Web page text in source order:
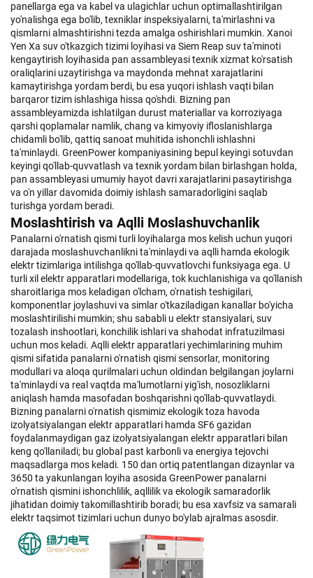
panellarga ega va kabel va ulagichlar uchun optimallashtirilgan
yo'nalishga ega bo'lib, texniklar inspeksiyalarni, ta'mirlashni va
qismlarni almashtirishni tezda amalga oshirishlari mumkin. Xanoi
Yen Xa suv o'tkazgich tizimi loyihasi va Siem Reap suv ta'minoti
kengaytirish loyihasida pan assambleyasi texnik xizmat ko'rsatish
oraliqlarini uzaytirishga va maydonda mehnat xarajatlarini
kamaytirishga yordam berdi, bu esa yuqori ishlash vaqti bilan
barqaror tizim ishlashiga hissa qo'shdi. Bizning pan
assambleyamizda ishlatilgan durust materiallar va korroziyaga
qarshi qoplamalar namlik, chang va kimyoviy ifloslanishlarga
chidamli bo'lib, qattiq sanoat muhitida ishonchli ishlashni
ta'minlaydi. GreenPower kompaniyasining bepul keyingi sotuvdan
keyingi qo'llab-quvvatlash va texnik yordam bilan birlashgan holda,
pan assambleyasi umumiy hayot davri xarajatlarini pasaytirishga
va o'n yillar davomida doimiy ishlash samaradorligini saqlab
turishga yordam beradi.
Moslashtirish va Aqlli Moslashuvchanlik
Panalarni o'rnatish qismi turli loyihalarga mos kelish uchun yuqori
darajada moslashuvchanlikni ta'minlaydi va aqlli hamda ekologik
elektr tizimlariga intilishga qo'llab-quvvatlovchi funksiyaga ega. U
turli xil elektr apparatlari modellariga, tok kuchlanishiga va qo'llanish
sharoitlariga mos keladigan o'lcham, o'rnatish teshigilari,
komponentlar joylashuvi va simlar o'tkaziladigan kanallar bo'yicha
moslashtirilishi mumkin; shu sababli u elektr stansiyalari, suv
tozalash inshootlari, konchilik ishlari va shahodat infratuzilmasi
uchun mos keladi. Aqlli elektr apparatlari yechimlarining muhim
qismi sifatida panalarni o'rnatish qismi sensorlar, monitoring
modullari va aloqa qurilmalari uchun oldindan belgilangan joylarni
ta'minlaydi va real vaqtda ma'lumotlarni yig'ish, nosozliklarni
aniqlash hamda masofadan boshqarishni qo'llab-quvvatlaydi.
Bizning panalarni o'rnatish qismimiz ekologik toza havoda
izolyatsiyalangan elektr apparatlari hamda SF6 gazidan
foydalanmaydigan gaz izolyatsiyalangan elektr apparatlari bilan
keng qo'llaniladi; bu global past karbonli va energiya tejovchi
maqsadlarga mos keladi. 150 dan ortiq patentlangan dizaynlar va
3650 ta yakunlangan loyiha asosida GreenPower panalarni
o'rnatish qismini ishonchlilik, aqllilik va ekologik samaradorlik
jihatidan doimiy takomillashtirib boradi; bu esa xavfsiz va samarali
elektr taqsimot tizimlari uchun dunyo bo'ylab ajralmas asosdir.